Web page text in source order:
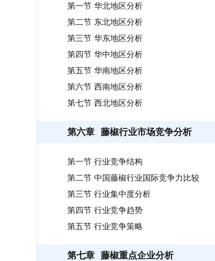
第一节 华北地区分析
第二节 东北地区分析
第三节 华东地区分析
第四节 华中地区分析
第五节 华南地区分析
第六节 西南地区分析
第七节 西北地区分析
第六章 藤椒行业市场竞争分析
第一节 行业竞争结构
第二节 中国藤椒行业国际竞争力比较
第三节 行业集中度分析
第四节 行业竞争趋势
第五节 行业竞争策略
第七章 藤椒重点企业分析